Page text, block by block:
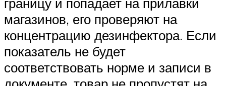
магазинов, его проверяют на
концентрацию дезинфектора. Если
показатель не будет
соответствовать норме и записи в